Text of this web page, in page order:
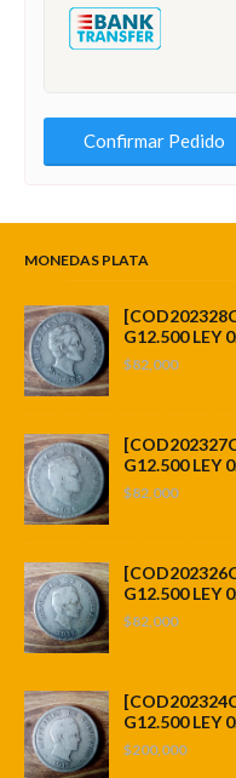
MONEDAS PLATA
G12.500 LEY
$82,000
G12.500 LEY
$82,000
G12.500 LEY
$82,000
G12.500 LEY
$200,000